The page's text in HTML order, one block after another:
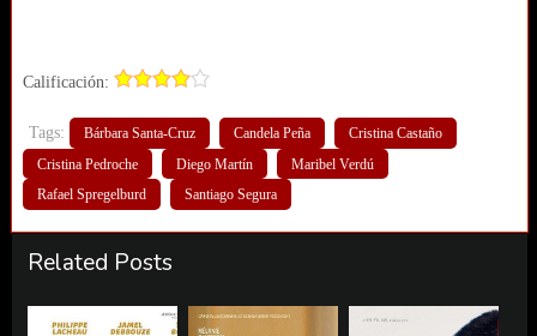
Calificación:
Tags: Bárbara Santa-Cruz Candela Peña
Cristina Castaño
Cristina Pedroche
Diego Martín
Maribel Verdú
Rafael Spregelburd
Santiago Segura
Related Posts